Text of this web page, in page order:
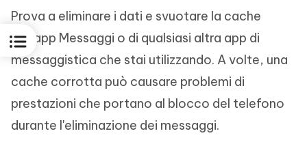
Prova a eliminare i dati e svuotare la cache
dell'app Messaggi o di qualsiasi altra app di
messaggistica che stai utilizzando. A volte, una
cache corrotta può causare problemi di
prestazioni che portano al blocco del telefono
durante l'eliminazione dei messaggi.